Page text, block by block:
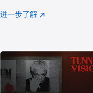
注
进一步了解 Apple
(在
口
中
打
开)